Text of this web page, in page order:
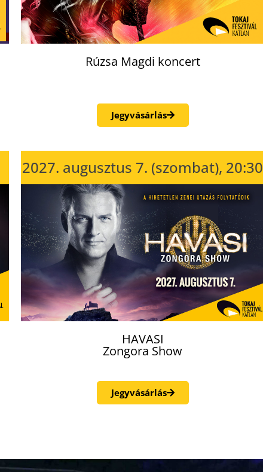
Rúzsa Magdi koncert
Jegyvásárlás
2027. augusztus 7. (szombat), 20:30
HAVASI
Zongora Show
Jegyvásárlás